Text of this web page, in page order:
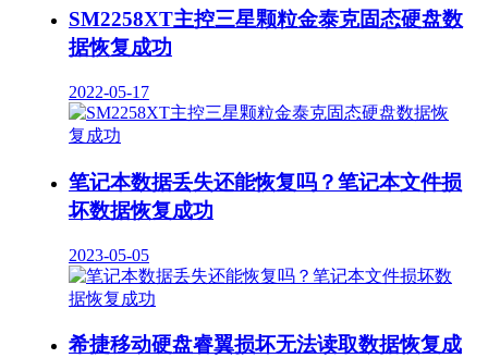
SM2258XT主控三星颗粒金泰克固态硬盘数
据恢复成功
2022-05-17
笔记本数据丢失还能恢复吗？笔记本文件损
坏数据恢复成功
2023-05-05
希捷移动硬盘睿翼损坏无法读取数据恢复成